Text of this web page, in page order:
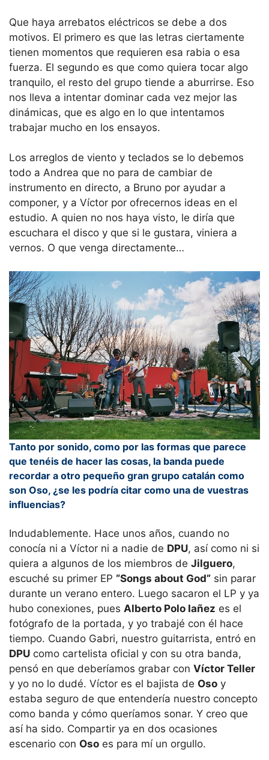
Que haya arrebatos eléctricos se debe a dos
motivos. El primero es que las letras ciertamente
tienen momentos que requieren esa rabia o esa
fuerza. El segundo es que como quiera tocar algo
tranquilo, el resto del grupo tiende a aburrirse. Eso
nos lleva a intentar dominar cada vez mejor las
dinámicas, que es algo en lo que intentamos
trabajar mucho en los ensayos.
Los arreglos de viento y teclados se lo debemos
todo a Andrea que no para de cambiar de
instrumento en directo, a Bruno por ayudar a
componer, y a Víctor por ofrecernos ideas en el
estudio. A quien no nos haya visto, le diría que
escuchara el disco y que si le gustara, viniera a
vernos. O que venga directamente…
Tanto por sonido, como por las formas que parece
que tenéis de hacer las cosas, la banda puede
recordar a otro pequeño gran grupo catalán como
son Oso, ¿se les podría citar como una de vuestras
influencias?
Indudablemente. Hace unos años, cuando no
conocía ni a Víctor ni a nadie de DPU, así como ni si
quiera a algunos de los miembros de Jilguero,
escuché su primer EP “Songs about God” sin parar
durante un verano entero. Luego sacaron el LP y ya
hubo conexiones, pues Alberto Polo Iañez es el
fotógrafo de la portada, y yo trabajé con él hace
tiempo. Cuando Gabri, nuestro guitarrista, entró en
DPU como cartelista oficial y con su otra banda,
pensó en que deberíamos grabar con Víctor Teller
y yo no lo dudé. Víctor es el bajista de Oso y
estaba seguro de que entendería nuestro concepto
como banda y cómo queríamos sonar. Y creo que
así ha sido. Compartir ya en dos ocasiones
escenario con Oso es para mí un orgullo.